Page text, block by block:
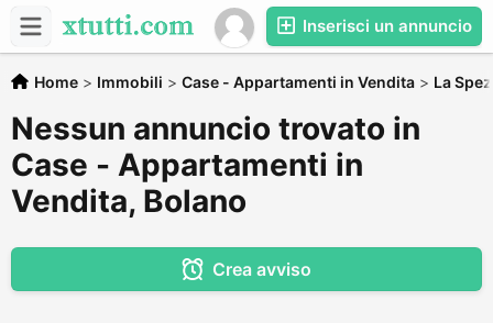
Inserisci un annuncio
Home > Immobili > Case - Appartamenti in Vendita > La
Nessun annuncio trovato in
Case - Appartamenti in
Vendita, Bolano
Crea avviso